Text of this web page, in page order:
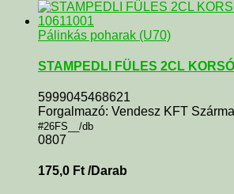
Pálinkás poharak (U70)
STAMPEDLI FÜLES 2CL
5999045468621
Forgalmazó: Vendesz KFT
#26FS__/db
0807
175,0 Ft /Darab